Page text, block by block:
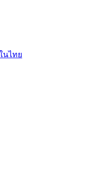
นไทย